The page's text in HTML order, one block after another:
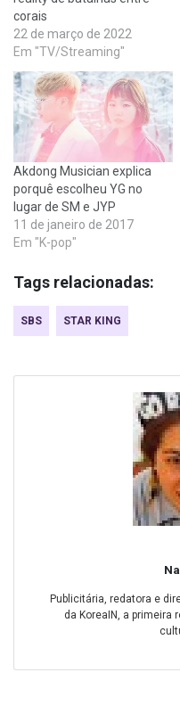
corais
22 de março de 2022
Em "TV/Streaming"
Akdong Musician explica
porquê escolheu YG no
lugar de SM e JYP
11 de janeiro de 2017
Em "K-pop"
Tags relacionadas:
SBS STAR KING
Publicitária, redatora e
da KoreaIN, a primeira